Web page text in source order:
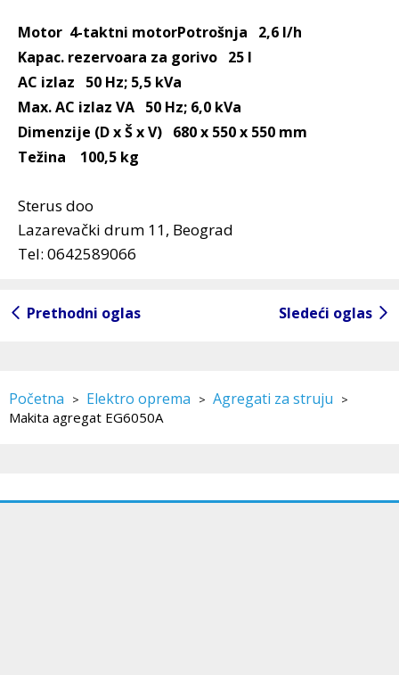
Motor 4-taktni motorPotrošnja 2,6 l/h
Kapac. rezervoаra zа gorivo 25 l
AC izlaz 50 Hz; 5,5 kVa
Max. AC izlaz VA 50 Hz; 6,0 kVa
Dimenzije (D x Š x V) 680 x 550 x 550 mm
Težina 100,5 kg
Sterus doo
Lazarevački drum 11, Beograd
Tel: 0642589066
Prethodni oglas Sledeći oglas
Početna > Elektro oprema > Agregati za struju >
Makita agregat EG6050A